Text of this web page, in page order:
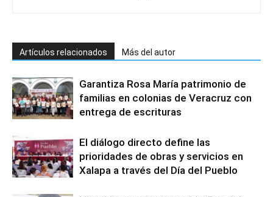
Artículos relacionados Más del autor
Garantiza Rosa María patrimonio de
familias en colonias de Veracruz con
entrega de escrituras
El diálogo directo define las
prioridades de obras y servicios en
Xalapa a través del Día del Pueblo